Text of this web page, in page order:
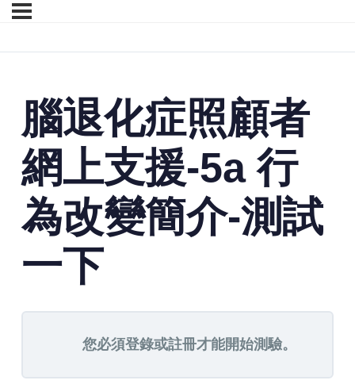
腦退化症照顧者
網上支援-5a 行
為改變簡介-測試
一下
您必須登錄或註冊才能開始測驗。